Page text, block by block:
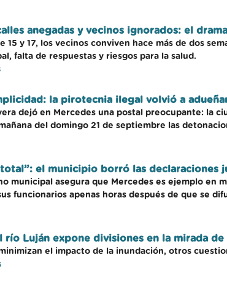
anegadas y vecinos ignorados: el
15 y 17, los vecinos conviven hace más de dos
falta de respuestas y riesgos para la salud.
la pirotecnia ilegal volvió a
dejó en Mercedes una postal preocupante: la
del domingo 21 de septiembre las
total”: el municipio borró las declaraciones
municipal asegura que Mercedes es ejemplo en
funcionarios apenas horas después de que se
río Luján expone divisiones en la mirada
el impacto de la inundación, otros